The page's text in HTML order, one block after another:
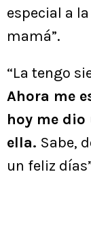
especial a
mamá”.
“La tengo
Ahora me
hoy me dio
ella. Sabe,
un feliz